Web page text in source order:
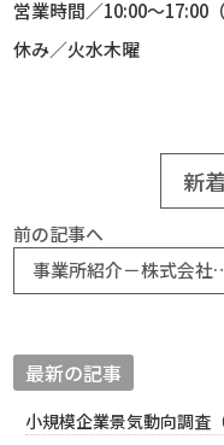
営業時間／10:00～17:00
休み／火水木曜
新
前の記事へ
事業所紹介－株式
最新の記事
小規模企業景気動向調査